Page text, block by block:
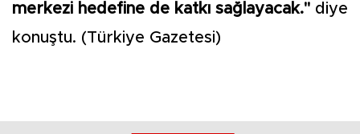
merkezi hedefine de katkı sağlayacak." diye
konuştu. (Türkiye Gazetesi)